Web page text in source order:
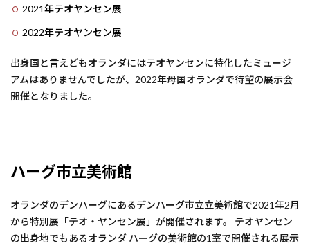
2021年テオヤンセン展
2022年テオヤンセン展
出身国と言えどもオランダにはテオヤンセンに特化したミュージ
アムはありませんでしたが、2022年母国オランダで待望の展示会
開催となりました。
ハーグ市立美術館
オランダのデンハーグにあるデンハーグ市立立美術館で2021年2月
から特別展「テオ・ヤンセン展」が開催されます。 テオヤンセン
の出身地でもあるオランダ ハーグの美術館の1室で開催される展示